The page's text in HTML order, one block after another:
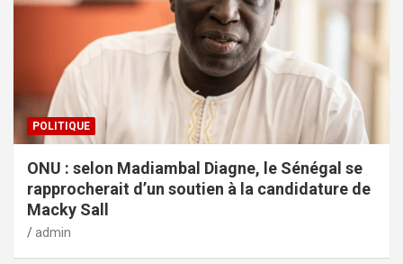
POLITIQUE
ONU : selon Madiambal Diagne, le Sénégal se
rapprocherait d’un soutien à la candidature de
Macky Sall
admin